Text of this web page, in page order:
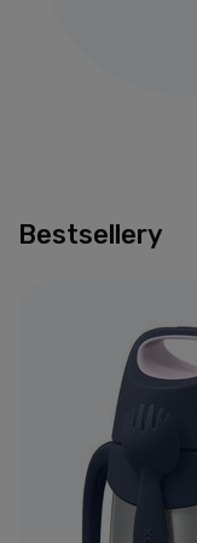
Bestsellery